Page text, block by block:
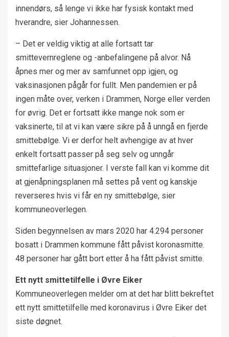
innendørs, så lenge vi ikke har fysisk kontakt med
hverandre, sier Johannessen.
– Det er veldig viktig at alle fortsatt tar
smittevernreglene og -anbefalingene på alvor. Nå
åpnes mer og mer av samfunnet opp igjen, og
vaksinasjonen pågår for fullt. Men pandemien er på
ingen måte over, verken i Drammen, Norge eller verden
for øvrig. Det er fortsatt ikke mange nok som er
vaksinerte, til at vi kan være sikre på å unngå en fjerde
smittebølge. Vi er derfor helt avhengige av at hver
enkelt fortsatt passer på seg selv og unngår
smittefarlige situasjoner. I verste fall kan vi komme dit
at gjenåpningsplanen må settes på vent og kanskje
reverseres hvis vi får en ny smittebølge, sier
kommuneoverlegen.
Siden begynnelsen av mars 2020 har 4.294 personer
bosatt i Drammen kommune fått påvist koronasmitte.
48 personer har gått bort etter å ha fått påvist smitte.
Ett nytt smittetilfelle i Øvre Eiker
Kommuneoverlegen melder om at det har blitt bekreftet
ett nytt smittetilfelle med koronavirus i Øvre Eiker det
siste døgnet.